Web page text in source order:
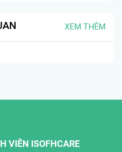
XEM THÊM
VIÊN ISOFHCARE